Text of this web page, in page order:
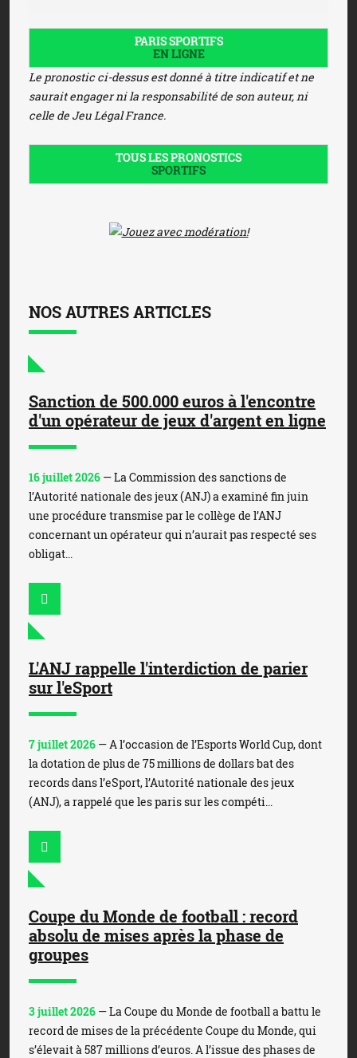
PARIS SPORTIFS
EN LIGNE
Le pronostic ci-dessus est donné à titre indicatif et ne
saurait engager ni la responsabilité de son auteur, ni
celle de Jeu Légal France.
TOUS LES PRONOSTICS
SPORTIFS
NOS AUTRES ARTICLES
Sanction de 500.000 euros à l'encontre
d'un opérateur de jeux d'argent en ligne
16 juillet 2026 — La Commission des sanctions de
l’Autorité nationale des jeux (ANJ) a examiné fin juin
une procédure transmise par le collège de l’ANJ
concernant un opérateur qui n’aurait pas respecté ses
obligat...
L'ANJ rappelle l'interdiction de parier
sur l'eSport
7 juillet 2026 — A l’occasion de l’Esports World Cup, dont
la dotation de plus de 75 millions de dollars bat des
records dans l’eSport, l’Autorité nationale des jeux
(ANJ), a rappelé que les paris sur les compéti...
Coupe du Monde de football : record
absolu de mises après la phase de
groupes
3 juillet 2026 — La Coupe du Monde de football a battu le
record de mises de la précédente Coupe du Monde, qui
s’élevait à 587 millions d’euros. A l’issue des phases de